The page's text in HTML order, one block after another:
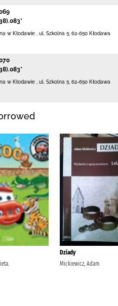
w Kłodawie ul. Szkolna 5 62-650 Kłodawa
w Kłodawie , ul. Szkolna 5, 62-650 Kłodawa
Dziady
Mickiewicz, Adam